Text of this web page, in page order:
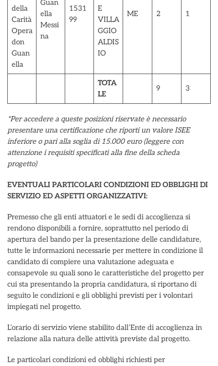
della
Carità
Opera
don
Guan
ella
Guan
ella
Messi
na
1531
99
E
VILLA
GGIO
ALDIS
IO
ME 2 1
TOTA
LE
9 3
*Per accedere a queste posizioni riservate è necessario
presentare una certificazione che riporti un valore ISEE
inferiore o pari alla soglia di 15.000 euro (leggere con
attenzione i requisiti specificati alla fine della scheda
progetto)
EVENTUALI PARTICOLARI CONDIZIONI ED OBBLIGHI DI
SERVIZIO ED ASPETTI ORGANIZZATIVI:
Premesso che gli enti attuatori e le sedi di accoglienza si
rendono disponibili a fornire, soprattutto nel periodo di
apertura del bando per la presentazione delle candidature,
tutte le informazioni necessarie per mettere in condizione il
candidato di compiere una valutazione adeguata e
consapevole su quali sono le caratteristiche del progetto per
cui sta presentando la propria candidatura, si riportano di
seguito le condizioni e gli obblighi previsti per i volontari
impiegati nel progetto.
L’orario di servizio viene stabilito dall’Ente di accoglienza in
relazione alla natura delle attività previste dal progetto.
Le particolari condizioni ed obblighi richiesti per